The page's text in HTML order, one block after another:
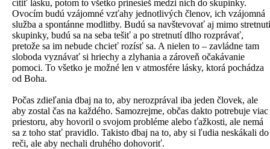
cítiť lásku, potom to všetko prinesieš medzi nich do skupinky.
Ovocím budú vzájomné vzťahy jednotlivých členov, ich vzájomná
služba a spontánne modlitby. Budú sa navštevovať aj mimo stretnutí
skupinky, budú sa na seba tešiť a po stretnutí dlho rozprávať,
pretože sa im nebude chcieť rozísť sa. A nielen to – zavládne tam
sloboda vyznávať si hriechy a zlyhania a zároveň očakávanie
pomoci. To všetko je možné len v atmosfére lásky, ktorá pochádza
od Boha.
Počas zdieľania dbaj na to, aby nerozprával iba jeden človek, ale
aby zostal čas na každého. Samozrejme, občas dakto potrebuje viac
priestoru, aby hovoril o svojom probléme alebo ťažkosti, ale nemá
sa z toho stať pravidlo. Takisto dbaj na to, aby si ľudia neskákali do
reči, ale aby nechali druhého dohovoriť.